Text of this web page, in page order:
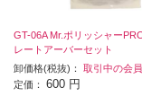
GT-06A Mr.ポリッシャー
レートアーバーセット
卸価格(税抜)： 取引中の会
定価： 600 円